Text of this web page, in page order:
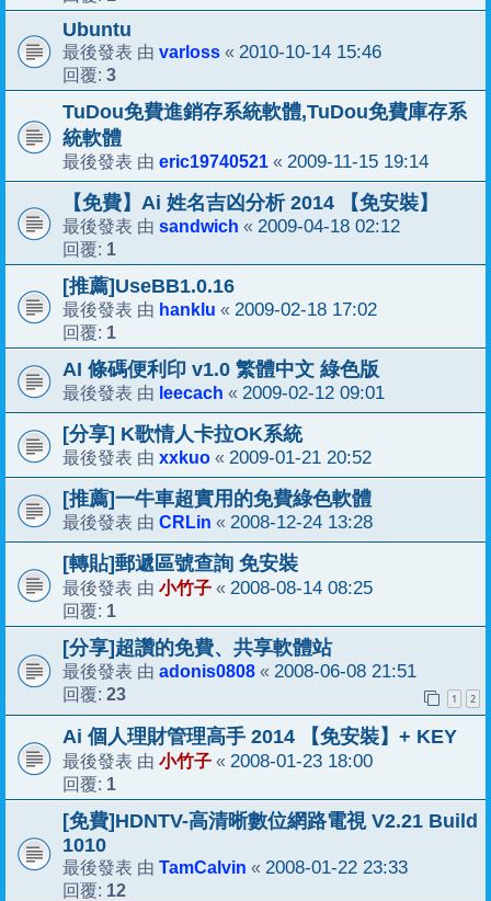
Ubuntu
最後發表 由 varloss « 2010-10-14 15:46
回覆: 3
TuDou免費進銷存系統軟體,TuDou免費庫存系
統軟體
最後發表 由 eric19740521 « 2009-11-15 19:14
【免費】Ai 姓名吉凶分析 2014 【免安裝】
最後發表 由 sandwich « 2009-04-18 02:12
回覆: 1
[推薦]UseBB1.0.16
最後發表 由 hanklu « 2009-02-18 17:02
回覆: 1
AI 條碼便利印 v1.0 繁體中文 綠色版
最後發表 由 leecach « 2009-02-12 09:01
[分享] K歌情人卡拉OK系統
最後發表 由 xxkuo « 2009-01-21 20:52
[推薦]一牛車超實用的免費綠色軟體
最後發表 由 CRLin « 2008-12-24 13:28
[轉貼]郵遞區號查詢 免安裝
最後發表 由 小竹子 « 2008-08-14 08:25
回覆: 1
[分享]超讚的免費、共享軟體站
最後發表 由 adonis0808 « 2008-06-08 21:51
回覆: 23 1 2
Ai 個人理財管理高手 2014 【免安裝】+ KEY
最後發表 由 小竹子 « 2008-01-23 18:00
回覆: 1
[免費]HDNTV-高清晰數位網路電視 V2.21 Build
1010
最後發表 由 TamCalvin « 2008-01-22 23:33
回覆: 12